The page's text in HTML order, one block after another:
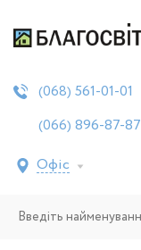
(068) 561-01-01
(066) 896-87-87
Офіс